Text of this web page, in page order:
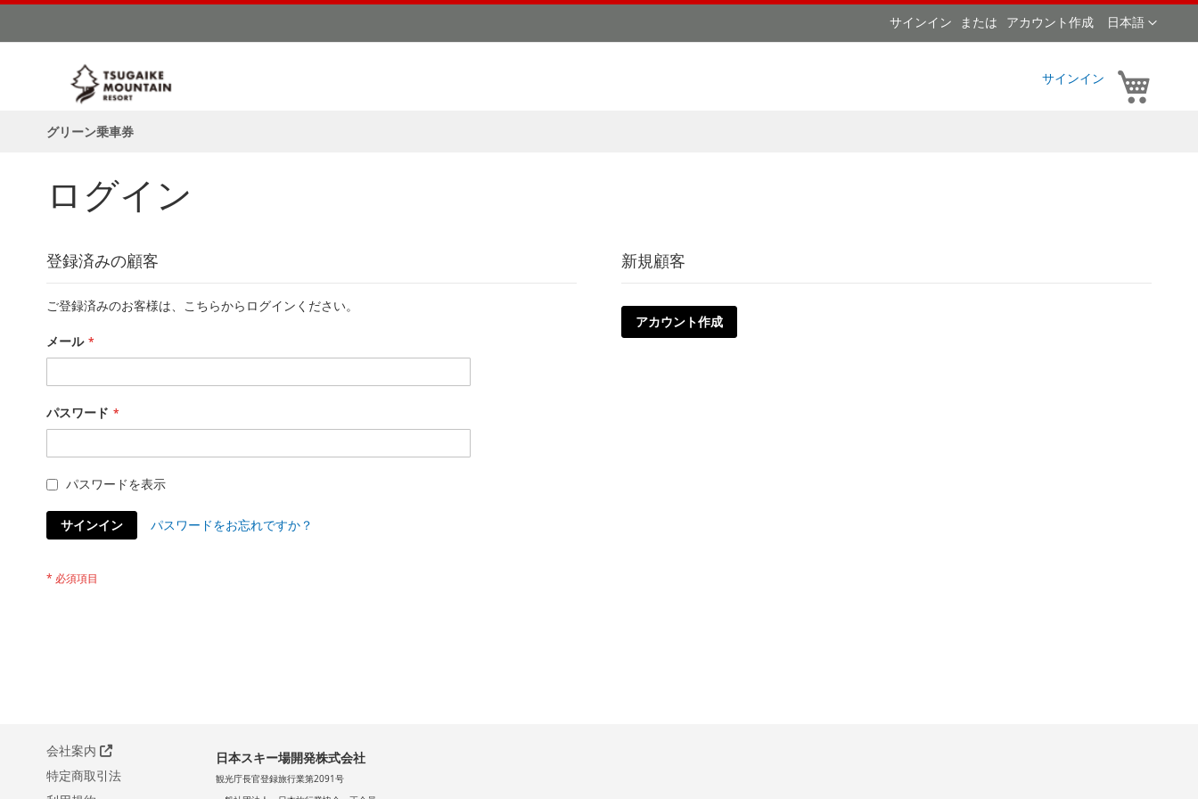
ン
ス
プ
言
語
日本語
サインイン アカウント作成
サインイン
グリーン乗車券
ログイン
登録済みの顧客
ご登録済みのお客様は、こちらからログインください。
メール
パスワード
パスワードを表示
サインイン パスワードをお忘れですか？
新規顧客
アカウント作成
会社案内
特定商取引法
日本スキー場開発株式会社
観光庁長官登録旅行業第2091号